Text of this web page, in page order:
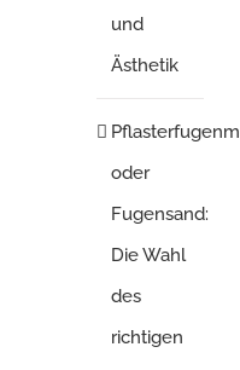
und
Ästhetik
oder
Fugensand:
Die Wahl
des
richtigen